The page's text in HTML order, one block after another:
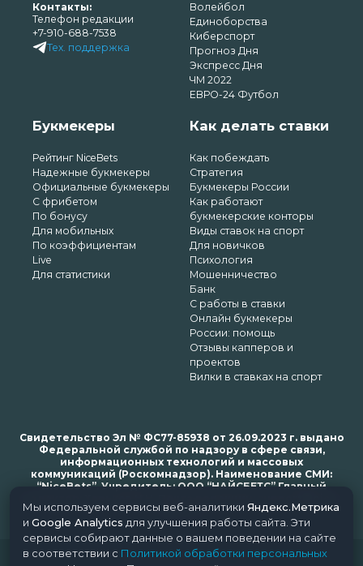
Контакты:
Телефон редакции
+7-910-688-7538
Тех. поддержка
Волейбол
Единоборства
Киберспорт
Прогноз Дня
Экспресс Дня
ЧМ 2022
ЕВРО-24 Футбол
Букмекеры
Рейтинг NiceBets
Надежные букмекеры
Официальные букмекеры
С фрибетом
По бонусу
Для мобильных
По коэффициентам
Live
Для статистики
Как делать ставки
Как побеждать
Стратегия
Букмекеры России
Как работают
букмекерские конторы
Виды ставок на спорт
Для новичков
Психология
Мошенничество
Банк
С работы в ставки
Онлайн букмекеры
России: помощь
Отзывы капперов и
проектов
Вилки в ставках на спорт
Свидетельство Эл № ФС77-85938 от 26.09.2023 г. выдано
Федеральной службой по надзору в сфере связи,
информационных технологий и массовых
коммуникаций (Роскомнадзор). Наименование СМИ:
“NiceBets”. Учредитель: ООО “НАЙСБЕТС” Главный
bets.ru
© 2018-2024 NiceBets. 18+
Мы используем сервисы веб-аналитики Яндекс.Метрика
и Google Analytics для улучшения работы сайта. Эти
сервисы собирают данные о вашем поведении на сайте
в соответствии с Политикой обработки персональных